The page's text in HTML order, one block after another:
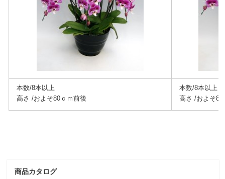
本数/8本以上
高さ /およそ80ｃｍ前後
本数/8本以上
高さ /およそ80
商品カタログ